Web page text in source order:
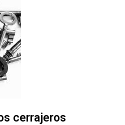
cerrajeros